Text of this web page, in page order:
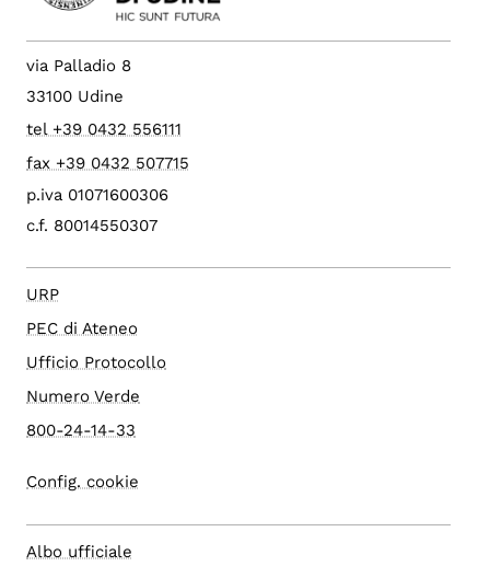
via Palladio 8
33100 Udine
tel +39 0432 556111
fax +39 0432 507715
p.iva 01071600306
c.f. 80014550307
URP
PEC di Ateneo
Ufficio Protocollo
Numero Verde
800-24-14-33
Config. cookie
Albo ufficiale